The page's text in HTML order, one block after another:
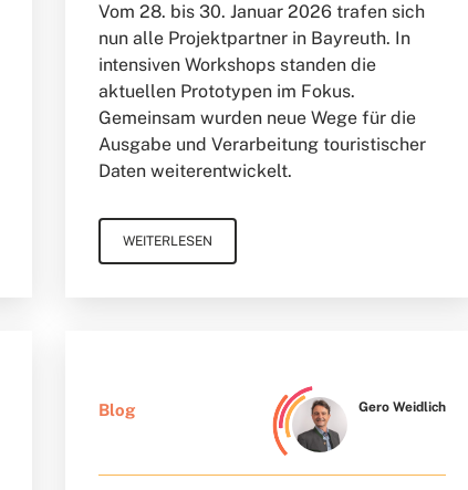
Vom 28. bis 30. Januar 2026 trafen sich
nun alle Projektpartner in Bayreuth. In
intensiven Workshops standen die
aktuellen Prototypen im Fokus.
Gemeinsam wurden neue Wege für die
Ausgabe und Verarbeitung touristischer
Daten weiterentwickelt.
WEITERLESEN
Blog Gero Weidlich